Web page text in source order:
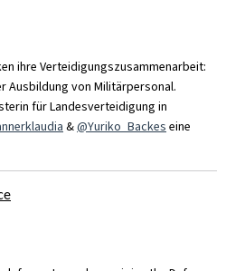
ihre Verteidigungszusammenarbeit:
Ausbildung von Militärpersonal.
für Landesverteidigung in
&@Yuriko_Backes eine